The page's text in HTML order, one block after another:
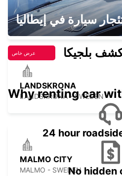
HILLEROED
HILLEROD - DENMARK
LANDSKRONA
LANDSKRONA - SWEDEN
MALMO CITY
MALMO - SWEDEN
سيارة في إيطاليا
عرض خاص بلجيكا
Why renting car
24 hour
No hidden